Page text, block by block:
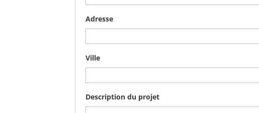
Adresse
Ville
Description du projet